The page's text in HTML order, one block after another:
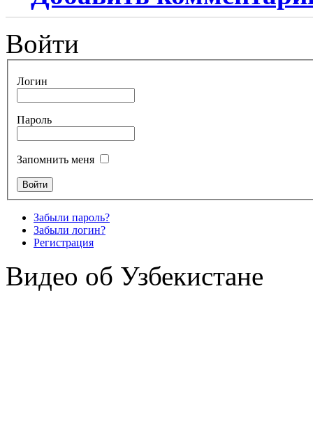
Войти
Логин
Пароль
Запомнить меня
Забыли пароль?
Забыли логин?
Регистрация
Видео об Узбекистане